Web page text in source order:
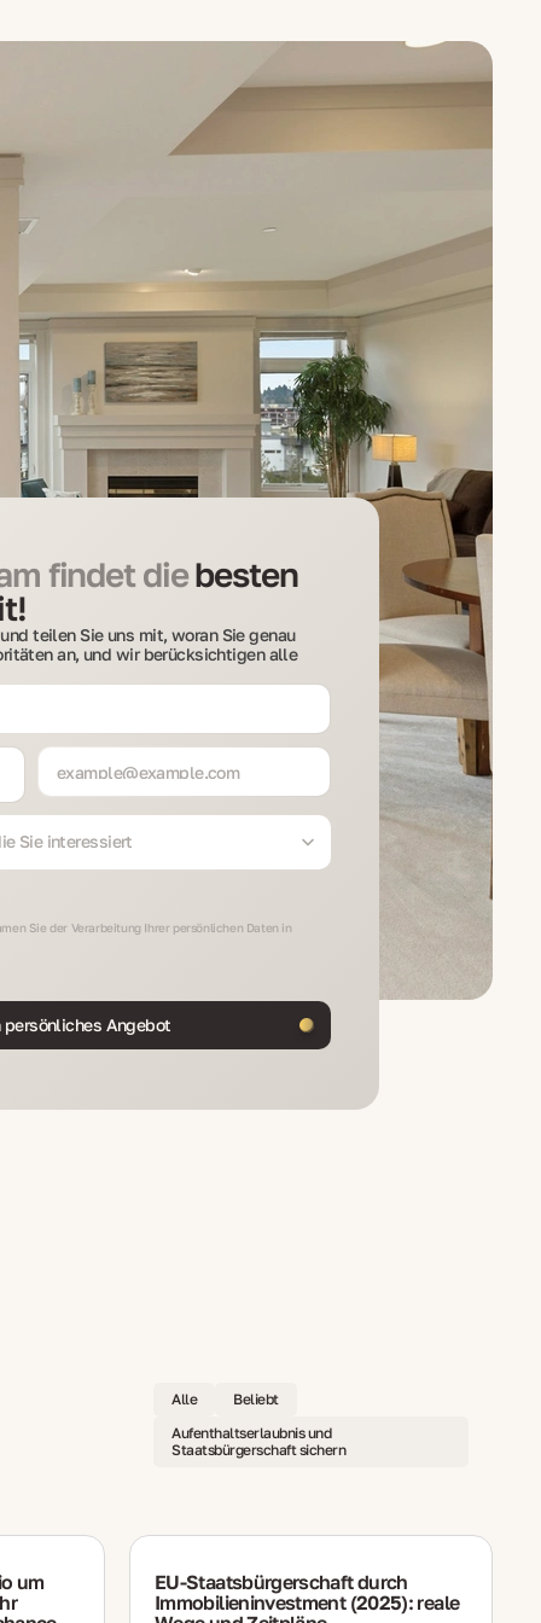
findet diebesten
teilen Sie uns mit, woran Sie genau
an, und wir berücksichtigen alle
Sie interessiert
Sie der Verarbeitung Ihrer persönlichen Daten in
persönliches Angebot
um
Alle
Beliebt
Aufenthaltserlaubnis und
Staatsbürgerschaft sichern
EU‑Staatsbürgerschaft durch
Immobilieninvestment (2025): reale